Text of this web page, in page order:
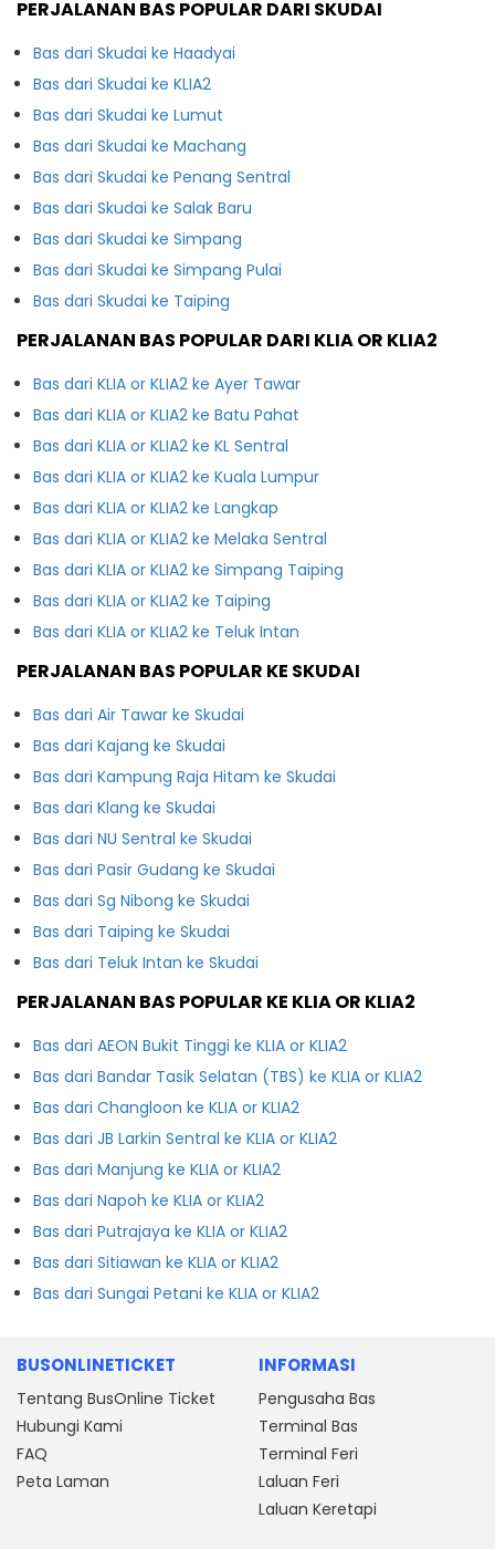
PERJALANAN BAS POPULAR DARI SKUDAI
Bas dari Skudai ke Haadyai
Bas dari Skudai ke KLIA2
Bas dari Skudai ke Lumut
Bas dari Skudai ke Machang
Bas dari Skudai ke Penang Sentral
Bas dari Skudai ke Salak Baru
Bas dari Skudai ke Simpang
Bas dari Skudai ke Simpang Pulai
Bas dari Skudai ke Taiping
PERJALANAN BAS POPULAR DARI KLIA OR KLIA2
Bas dari KLIA or KLIA2 ke Ayer Tawar
Bas dari KLIA or KLIA2 ke Batu Pahat
Bas dari KLIA or KLIA2 ke KL Sentral
Bas dari KLIA or KLIA2 ke Kuala Lumpur
Bas dari KLIA or KLIA2 ke Langkap
Bas dari KLIA or KLIA2 ke Melaka Sentral
Bas dari KLIA or KLIA2 ke Simpang Taiping
Bas dari KLIA or KLIA2 ke Taiping
Bas dari KLIA or KLIA2 ke Teluk Intan
PERJALANAN BAS POPULAR KE SKUDAI
Bas dari Air Tawar ke Skudai
Bas dari Kajang ke Skudai
Bas dari Kampung Raja Hitam ke Skudai
Bas dari Klang ke Skudai
Bas dari NU Sentral ke Skudai
Bas dari Pasir Gudang ke Skudai
Bas dari Sg Nibong ke Skudai
Bas dari Taiping ke Skudai
Bas dari Teluk Intan ke Skudai
PERJALANAN BAS POPULAR KE KLIA OR KLIA2
Bas dari AEON Bukit Tinggi ke KLIA or KLIA2
Bas dari Bandar Tasik Selatan (TBS) ke KLIA or KLIA2
Bas dari Changloon ke KLIA or KLIA2
Bas dari JB Larkin Sentral ke KLIA or KLIA2
Bas dari Manjung ke KLIA or KLIA2
Bas dari Napoh ke KLIA or KLIA2
Bas dari Putrajaya ke KLIA or KLIA2
Bas dari Sitiawan ke KLIA or KLIA2
Bas dari Sungai Petani ke KLIA or KLIA2
BUSONLINETICKET
Tentang BusOnline Ticket
Hubungi Kami
FAQ
Peta Laman
INFORMASI
Pengusaha Bas
Terminal Bas
Terminal Feri
Laluan Feri
Laluan Keretapi